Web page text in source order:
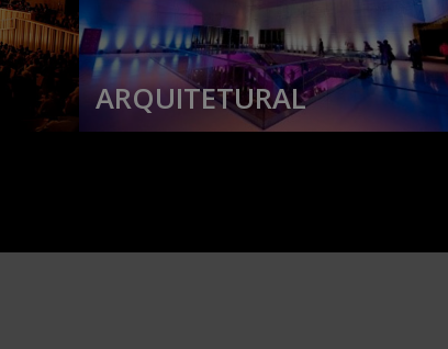
ARQUITETURAL